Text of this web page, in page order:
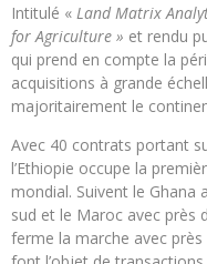
Intitulé « Land Matrix
for Agriculture » et rendu
qui prend en compte la
acquisitions à grande
majoritairement le
Avec 40 contrats portant
l’Ethiopie occupe la
mondial. Suivent le Ghana
sud et le Maroc avec près
ferme la marche avec